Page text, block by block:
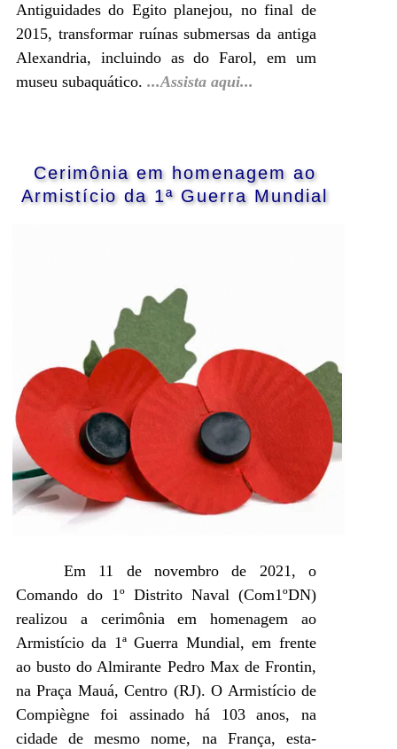
Antiguidades do Egito planejou, no final de
2015, transformar ruínas submersas da antiga
Alexandria, incluindo as do Farol, em um
museu subaquático. ...Assista aqui...
Cerimônia em homenagem ao
Armistício da 1ª Guerra Mundial
Em 11 de novembro de 2021, o
Comando do 1º Distrito Naval (Com1ºDN)
realizou a cerimônia em homenagem ao
Armistício da 1ª Guerra Mundial, em frente
ao busto do Almirante Pedro Max de Frontin,
na Praça Mauá, Centro (RJ). O Armistício de
Compiègne foi assinado há 103 anos, na
cidade de mesmo nome, na França, esta-